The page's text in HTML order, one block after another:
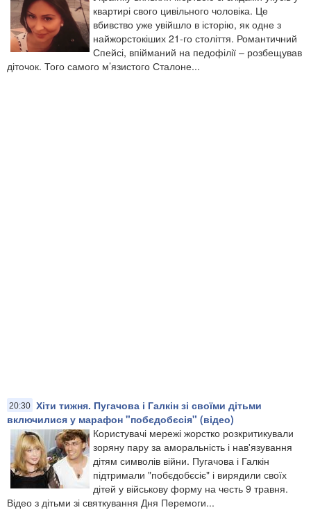
квартирі свого цивільного чоловіка. Це
вбивство уже увійшло в історію, як одне з
найжорстокіших 21-го століття. Романтичний
Спейсі, впійманий на педофілії – розбещував
діточок. Того самого м’язистого Сталоне...
20:30 Хіти тижня. Пугачова і Галкін зі своїми дітьми
включилися у марафон "побєдобєсія" (відео)
Користувачі мережі жорстко розкритикували
зоряну пару за аморальність і нав'язування
дітям символів війни. Пугачова і Галкін
підтримали "побєдобєсіє" і вирядили своїх
дітей у військову форму на честь 9 травня.
Відео з дітьми зі святкування Дня Перемоги...